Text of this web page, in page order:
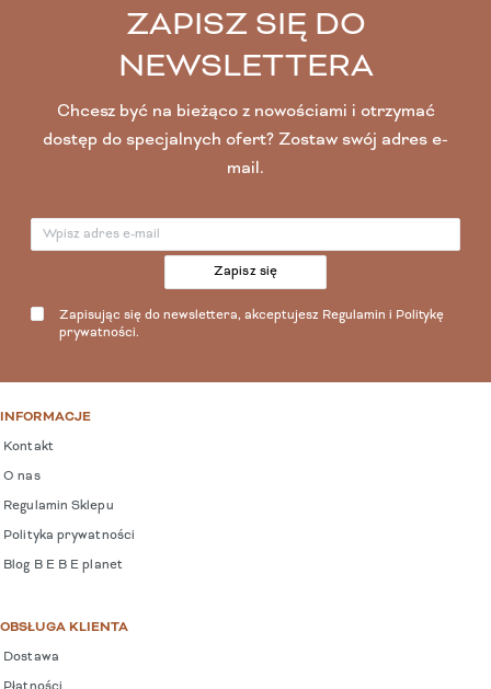
ZAPISZ SIĘ DO
NEWSLETTERA
Chcesz być na bieżąco z nowościami i otrzymać
dostęp do specjalnych ofert? Zostaw swój adres e-
mail.
Zapisz się
Zapisując się do newslettera, akceptujesz Regulamin i Politykę
prywatności.
INFORMACJE
Kontakt
O nas
Regulamin Sklepu
Polityka prywatności
Blog B E B E planet
OBSŁUGA KLIENTA
Dostawa